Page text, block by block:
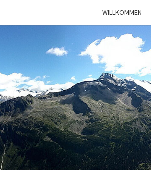
WILLKOMMEN
Mit
Bulli
Die
Ein